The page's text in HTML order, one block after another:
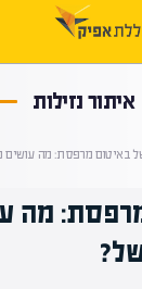
איתור נזילות
באיטום מרפסת: מה עושים
מה